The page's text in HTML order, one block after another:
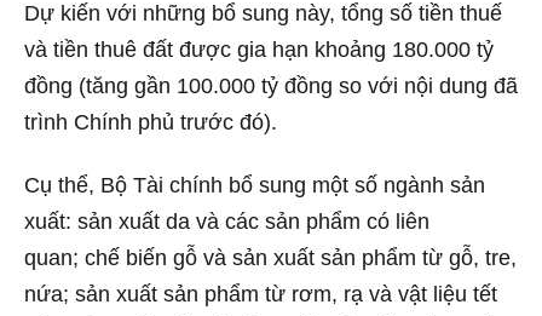
Dự kiến với những bổ sung này, tổng số tiền thuế
và tiền thuê đất được gia hạn khoảng 180.000 tỷ
đồng (tăng gần 100.000 tỷ đồng so với nội dung đã
trình Chính phủ trước đó).
Cụ thể, Bộ Tài chính bổ sung một số ngành sản
xuất: sản xuất da và các sản phẩm có liên
quan; chế biến gỗ và sản xuất sản phẩm từ gỗ, tre,
nứa; sản xuất sản phẩm từ rơm, rạ và vật liệu tết